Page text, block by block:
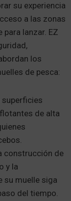
su experiencia
a las zonas
lanzar. EZ
los
de pesca:
superficies
de alta
construcción de
y la
su muelle siga
del tiempo.